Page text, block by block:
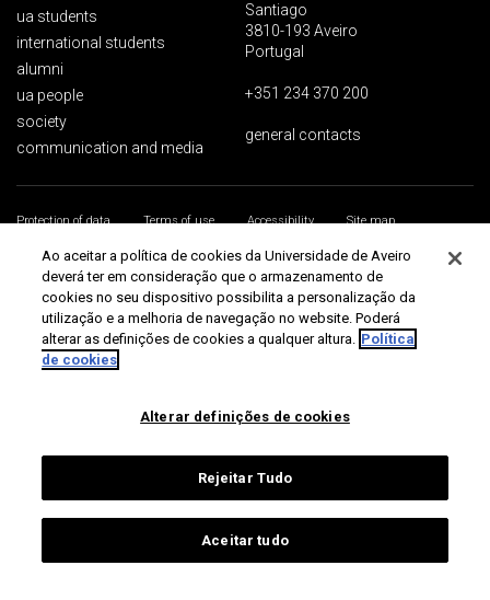
ua students
international students
alumni
ua people
society
communication and media
Santiago
3810-193 Aveiro
Portugal
+351 234 370 200
general contacts
Protection of data Terms of use Accessibility
Site map
Universidade de Aveiro 2026
Ao aceitar a política de cookies da Universidade de Aveiro
deverá ter em consideração que o armazenamento de
cookies no seu dispositivo possibilita a personalização da
utilização e a melhoria de navegação no website. Poderá
alterar as definições de cookies a qualquer altura. Política
de cookies
Alterar definições de cookies
Rejeitar Tudo
Aceitar tudo